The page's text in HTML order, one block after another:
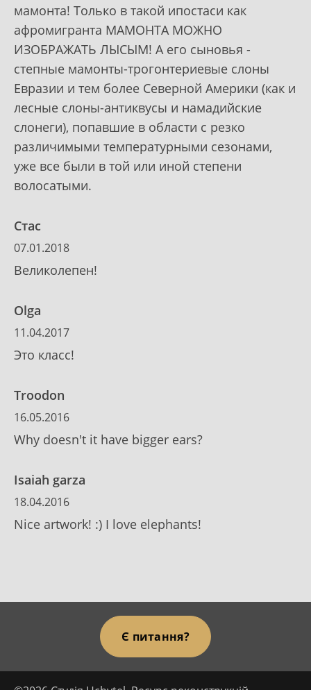
мамонта! Только в такой ипостаси как
афромигранта МАМОНТА МОЖНО
ИЗОБРАЖАТЬ ЛЫСЫМ! А его сыновья -
степные мамонты-трогонтериевые слоны
Евразии и тем более Северной Америки (как и
лесные слоны-антиквусы и намадийские
слонеги), попавшие в области с резко
различимыми температурными сезонами,
уже все были в той или иной степени
волосатыми.
Стас
07.01.2018
Великолепен!
Olga
11.04.2017
Это класс!
Troodon
16.05.2016
Why doesn't it have bigger ears?
Isaiah garza
18.04.2016
Nice artwork! :) I love elephants!
Є питання?